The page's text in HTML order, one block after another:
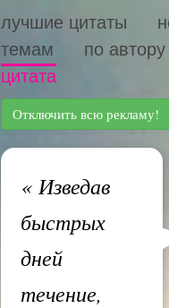
лучшие цитаты
темам
по автору
цитата
Отключить всю рекламу!
«Изведав
быстрых
дней
течение,